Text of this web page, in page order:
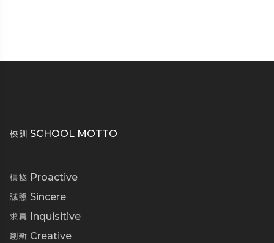
校訓 SCHOOL MOTTO
積極 Proactive
誠懇 Sincere
求真 Inquisitive
創新 Creative